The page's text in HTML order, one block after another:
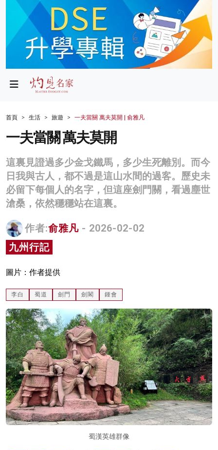
政局
財經
生活
商業
科技
名家榜
灼見活動
關於我們
首頁 生活 旅遊 一夫當關 萬夫莫開 | 俞雅凡
一夫當關 萬夫莫開
這裏見證過多少金戈鐵馬，多少生死離別。而今
日我與古人，都不過是這山水間的過客。歷史未
必留下每個人的名字，但這座劍門關，看過塵世
滄桑，依然穩穩站在這裏。
作者:俞雅凡 - 2026-02-02
九州行記
圖片：作者提供
李白 蜀道 劍門 劍閣 鍾會
蜀漢英雄群像